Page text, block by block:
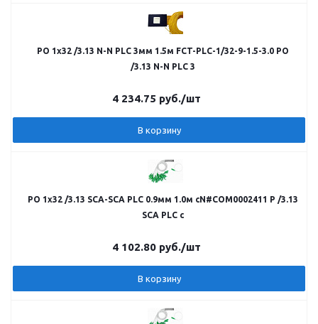
РО 1х32 /3.13 N-N PLC 3мм 1.5м FCT-PLC-1/32-9-1.5-3.0 РО
/3.13 N-N PLC 3
4 234.75 руб./шт
В корзину
РО 1х32 /3.13 SCA-SCA PLC 0.9мм 1.0м cN#COM0002411 Р /3.13
SCA PLC c
4 102.80 руб./шт
В корзину